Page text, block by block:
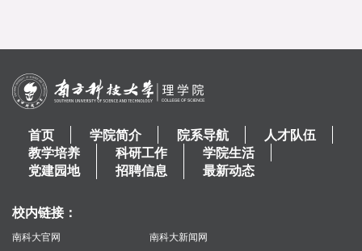
首页 学院简介 院系导航
人才队伍
教学培养
科研工作
学院生活
党建园地
招聘信息 最新动态
校内链接：
南科大官网
南科大新闻网